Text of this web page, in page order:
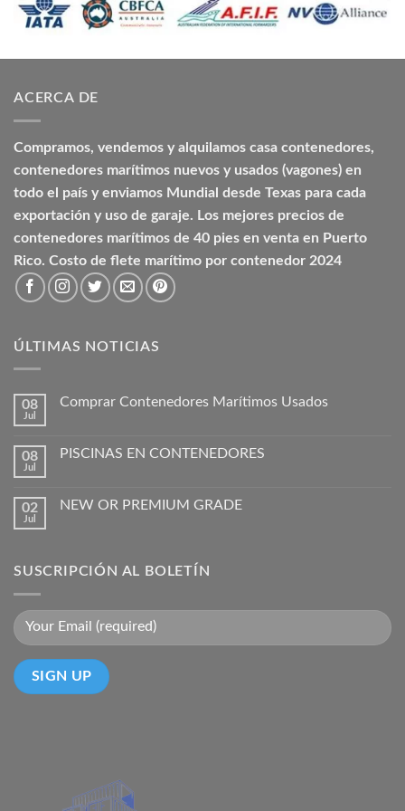
ACERCA DE
Compramos, vendemos y alquilamos casa contenedores,
contenedores marítimos nuevos y usados (vagones) en
todo el país y enviamos Mundial desde Texas para cada
exportación y uso de garaje. Los mejores precios de
contenedores marítimos de 40 pies en venta en Puerto
Rico. Costo de flete marítimo por contenedor 2024
ÚLTIMAS NOTICIAS
08
Jul
Comprar Contenedores Marítimos Usados
08
Jul
PISCINAS EN CONTENEDORES
02
Jul
NEW OR PREMIUM GRADE
SUSCRIPCIÓN AL BOLETÍN